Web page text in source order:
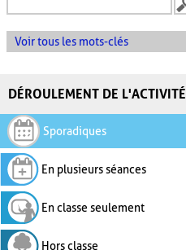
Voir tous les mots-clés
DÉROULEMENT DE L'ACTIVITÉ
Sporadiques
En plusieurs séances
En classe seulement
Hors classe